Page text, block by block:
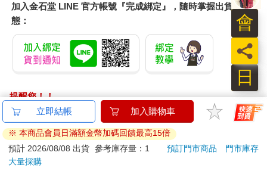
隨著時間過去，我漸漸把偏見視為一種靈魂暴力，它不僅攻擊了
個人生活的物質條件，攻擊了一個人能有的選擇和機會，也攻擊
了一個人的自我意識。這種靈魂暴力在知名的「克拉克娃娃實
驗」（Clark Doll Study）中有目共睹，這項研究曾在一九五四年
的「布朗訴教育局案」判例中被用來作為取消學校裡種族隔離的
證據。在這項研究中，心理學家瑪米‧克拉克和肯尼斯‧克拉克
（Mamie and Kenneth Clark）把看起來是黑人或白人的娃娃拿給
黑人小孩看。當那些小孩被要求指出漂亮的娃娃，大多數小孩選
擇了白娃娃。當他們被問到哪個娃娃「看起來不乖」，他們選擇
了黑娃娃。然後，當他們被問到哪個娃娃看起來和他們相像，那
些小孩又選擇了黑娃娃。有些小孩心裡非常難受，他們哭了起
來，或是跑出了房間。數十年後，肯尼斯‧克拉克在接受訪問時
說，他們的實驗結果是如此令人不安，乃至於他們將實驗數據擱
加入金石堂 LINE 官方帳號『完成綁定』，隨時掌握出貨動
態：
提醒您！！
金石堂及銀行均不會請您操作ATM! 如接獲電話要求您前往
ATM提款機，請不要聽從指示，以免受騙上當！
退換貨須知：
**提醒您，鑑賞期不等於試用期，退回商品須為全新狀態**
立即結帳 加入購物車
※ 本商品會員日滿額金幣加碼回饋最高15倍
預計 2026/08/08 出貨 參考庫存量：1 預訂門市商品
門市庫存
大量採購
日
員
會